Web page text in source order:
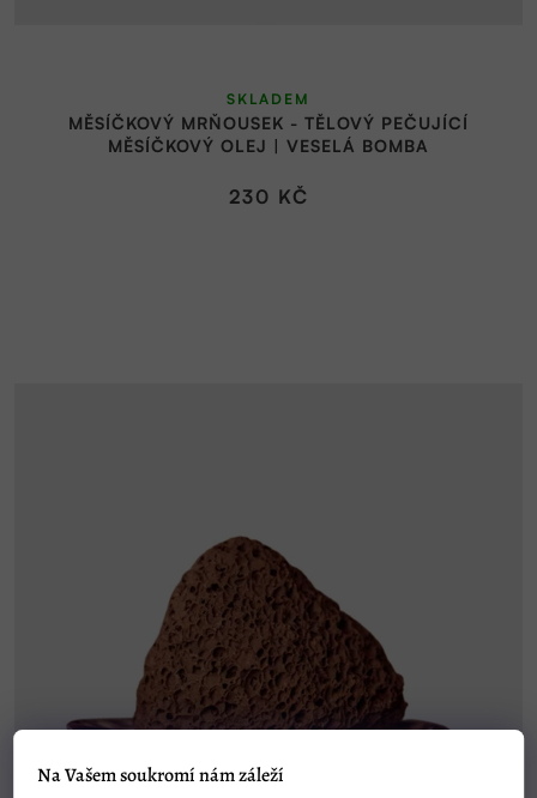
Na Vašem soukromí nám záleží
MĚSÍČKOVÝ MRŇOUSEK - TĚLOVÝ PEČUJÍCÍ
MĚSÍČKOVÝ OLEJ | VESELÁ BOMBA
SKLADEM
230 KČ